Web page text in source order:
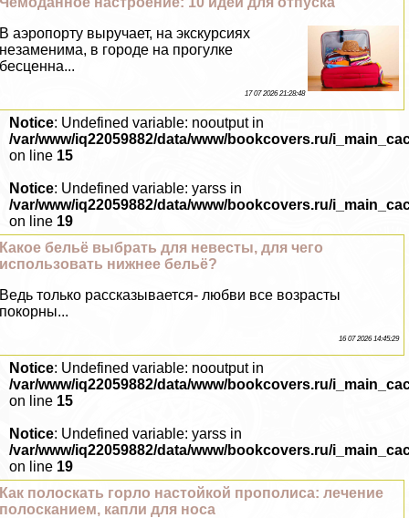
В аэропорту выручает, на экскурсиях
незаменима, в городе на прогулке
бесценна...
17 07 2026 21:28:48
Notice: Undefined variable: nooutput in
/var/www/iq22059882/data/www/bookcovers.ru/
on line 15
Notice: Undefined variable: yarss in
/var/www/iq22059882/data/www/bookcovers.ru/
on line 19
Какое бельё выбрать для невесты, для чего
использовать нижнее бельё?
Ведь только рассказывается- любви все возрасты
покорны...
16 07 2026 14:45:29
Notice: Undefined variable: nooutput in
/var/www/iq22059882/data/www/bookcovers.ru/
on line 15
Notice: Undefined variable: yarss in
/var/www/iq22059882/data/www/bookcovers.ru/
on line 19
Как полоскать горло настойкой прополиса: лечение
полосканием, капли для носа